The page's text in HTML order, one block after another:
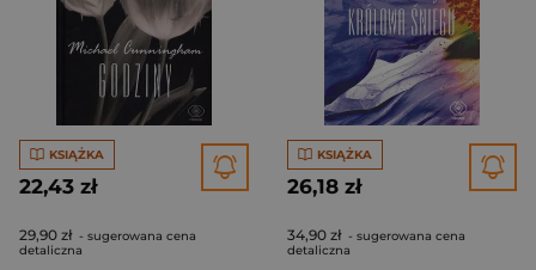
KSIĄŻKA
22,43 zł
29,90 zł - sugerowana cena
detaliczna
KSIĄŻKA
26,18 zł
34,90 zł - sugerowana cena
detaliczna